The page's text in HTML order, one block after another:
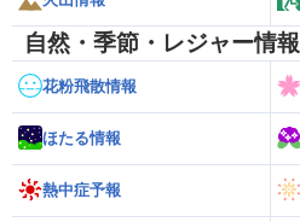
自然・季節・レジャー情報
花粉飛散情報
ほたる情報
熱中症予報